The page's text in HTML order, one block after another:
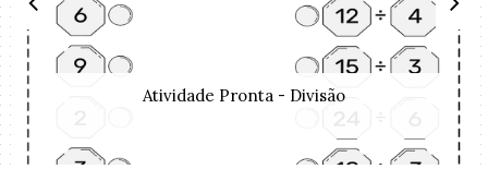
Atividade Pronta - Divisão